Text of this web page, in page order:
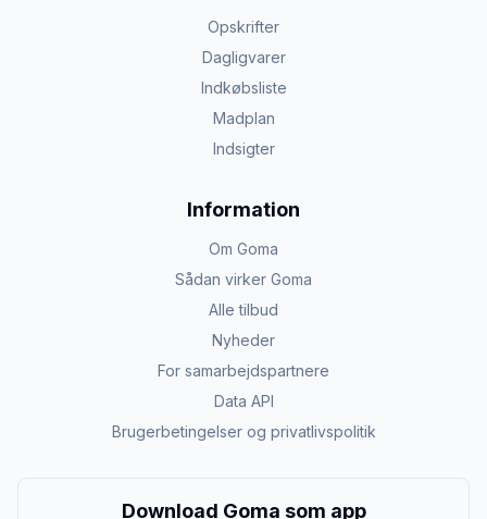
Opskrifter
Dagligvarer
Indkøbsliste
Madplan
Indsigter
Information
Om Goma
Sådan virker Goma
Alle tilbud
Nyheder
For samarbejdspartnere
Data API
Brugerbetingelser og privatlivspolitik
Download Goma som app